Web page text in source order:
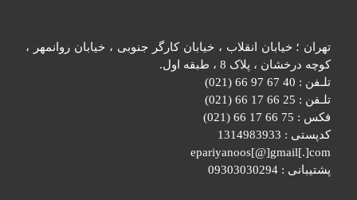
تهران ؛ خیابان انقلاب ، خیابان کارگر جنوبی ، خیابان روانمهر ،
کوچه درخشان ، پلاک 8 ، طبقه اول.
تلـفن : 40 67 97 66 (021)
تلـفن : 25 66 17 66 (021)
فکس : 75 66 17 66 (021)
کدپستی : 1314983933
epariyanoos[@]gmail[.]com
پشتیبانی : 09303030294